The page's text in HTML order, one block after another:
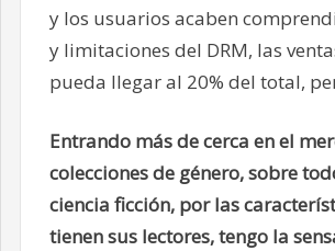
y los usuarios acaben
y limitaciones del DRM, las
pueda llegar al 20% del total,
Entrando más de cerca en el
colecciones de género, sobre
ciencia ficción, por las
tienen sus lectores, tengo la